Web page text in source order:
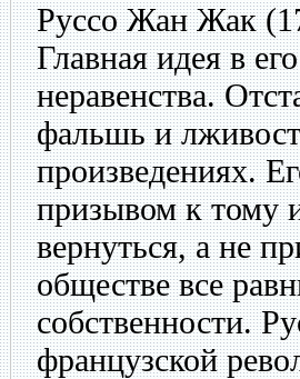
Руссо Жан Жак
Главная идея в
неравенства.
фальшь и
произведениях.
призывом к тому
вернуться, а не
обществе все
собственности.
французской